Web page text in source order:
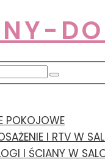
POKOJOWE
I RTV W
I ŚCIANY W